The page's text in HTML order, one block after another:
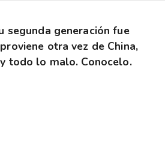
segunda generación fue
otra vez de China,
todo lo malo. Conocelo.